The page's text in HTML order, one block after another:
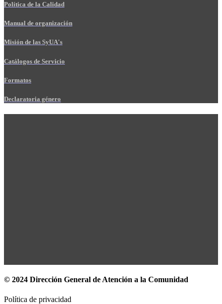
Política de la Calidad
Manual de organización
Misión de las SyUA's
Catálogos de Servicio
Formatos
Declaratoria género
© 2024 Dirección General de Atención a la Comunidad
Política de privacidad